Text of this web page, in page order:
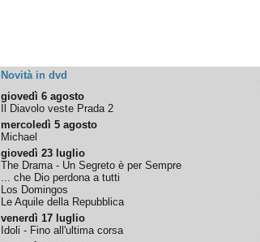
Novità in dvd
giovedì 6 agosto
Il Diavolo veste Prada 2
mercoledì 5 agosto
Michael
giovedì 23 luglio
The Drama - Un Segreto è per Sempre
... che Dio perdona a tutti
Los Domingos
Le Aquile della Repubblica
venerdì 17 luglio
Idoli - Fino all'ultima corsa